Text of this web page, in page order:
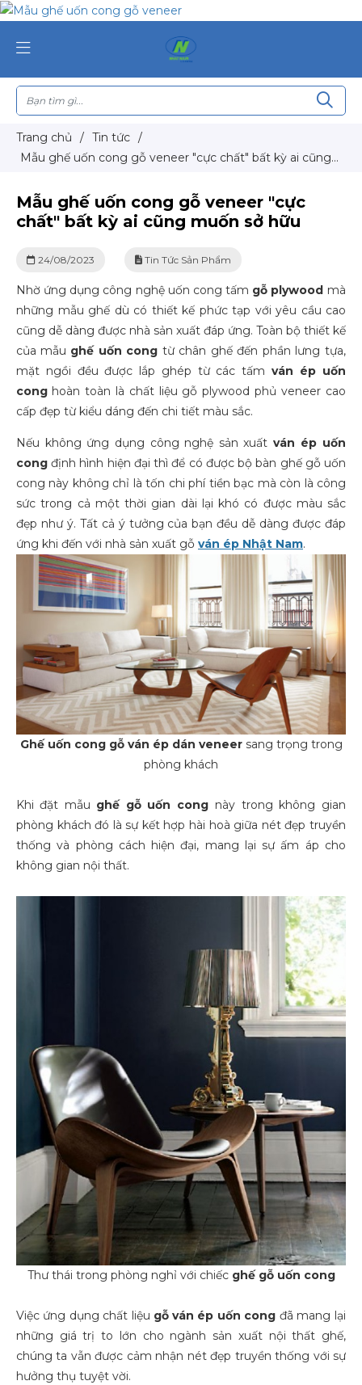
Trang chủ / Tin tức /
Mẫu ghế uốn cong gỗ veneer "cực chất" bất kỳ ai cũng
Mẫu ghế uốn cong gỗ veneer "cực
chất" bất kỳ ai cũng muốn sở hữu
24/08/2023 Tin Tức Sản Phẩm
Nhờ ứng dụng công nghệ uốn cong tấm gỗ plywood mà
những mẫu ghế dù có thiết kế phức tạp với yêu cầu cao
cũng dễ dàng được nhà sản xuất đáp ứng. Toàn bộ thiết kế
của mẫu ghế uốn cong từ chân ghế đến phần lưng tựa,
mặt ngồi đều được lắp ghép từ các tấm ván ép uốn
cong hoàn toàn là chất liệu gỗ plywood phủ veneer cao
cấp đẹp từ kiểu dáng đến chi tiết màu sắc.
Nếu không ứng dụng công nghệ sản xuất ván ép uốn
cong định hình hiện đại thì để có được bộ bàn ghế gỗ uốn
cong này không chỉ là tốn chi phí tiền bạc mà còn là công
sức trong cả một thời gian dài lại khó có được màu sắc
đẹp như ý. Tất cả ý tưởng của bạn đều dễ dàng được đáp
ứng khi đến với nhà sản xuất gỗ ván ép Nhật Nam.
Ghế uốn cong gỗ ván ép dán veneersang trọng trong
phòng khách
Khi đặt mẫu ghế gỗ uốn cong này trong không gian
phòng khách đó là sự kết hợp hài hoà giữa nét đẹp truyền
thống và phòng cách hiện đại, mang lại sự ấm áp cho
không gian nội thất.
Thư thái trong phòng nghỉ với chiếcghế gỗ uốn cong
Việc ứng dụng chất liệu gỗ ván ép uốn cong đã mang lại
những giá trị to lớn cho ngành sản xuất nội thất ghế,
chúng ta vẫn được cảm nhận nét đẹp truyền thống với sự
hưởng thụ tuyệt vời.